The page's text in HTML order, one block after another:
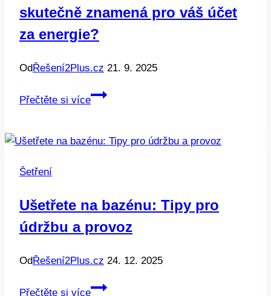
skutečně znamená pro váš účet
za energie?
Od Řešení2Plus.cz 21. 9. 2025
Přečtěte si více
Tepelná
Co
váš
účet
energie?
Šetření
Ušetřete na bazénu: Tipy pro
údržbu a provoz
Od Řešení2Plus.cz 24. 12. 2025
Přečtěte si více
Ušetřete